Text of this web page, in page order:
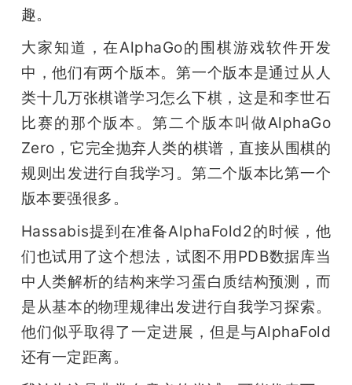
趣。
大家知道，在AlphaGo的围棋游戏软件开发
中，他们有两个版本。第一个版本是通过从人
类十几万张棋谱学习怎么下棋，这是和李世石
比赛的那个版本。第二个版本叫做AlphaGo
Zero，它完全抛弃人类的棋谱，直接从围棋的
规则出发进行自我学习。第二个版本比第一个
版本要强很多。
Hassabis提到在准备AlphaFold2的时候，他
们也试用了这个想法，试图不用PDB数据库当
中人类解析的结构来学习蛋白质结构预测，而
是从基本的物理规律出发进行自我学习探索。
他们似乎取得了一定进展，但是与AlphaFold
还有一定距离。